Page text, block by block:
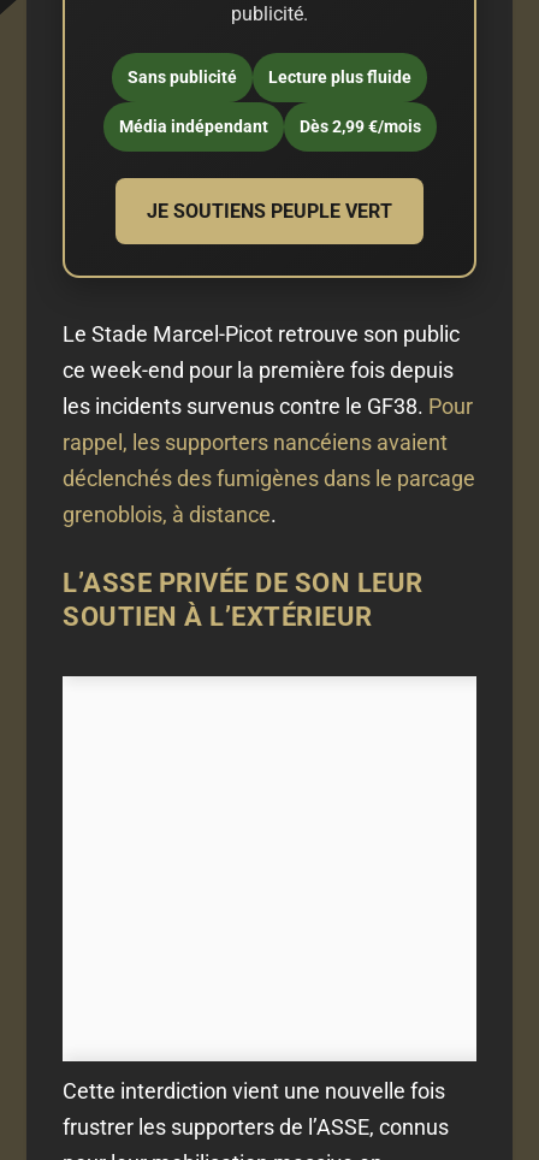
publicité.
Sans publicité Lecture plus fluide
Média indépendant Dès 2,99 €/mois
JE SOUTIENS PEUPLE VERT
Le Stade Marcel-Picot retrouve son public
ce week-end pour la première fois depuis
les incidents survenus contre le GF38. Pour
rappel, les supporters nancéiens avaient
déclenchés des fumigènes dans le parcage
grenoblois, à distance.
L’ASSE PRIVÉE DE SON LEUR
SOUTIEN À L’EXTÉRIEUR
Cette interdiction vient une nouvelle fois
frustrer les supporters de l’ASSE, connus